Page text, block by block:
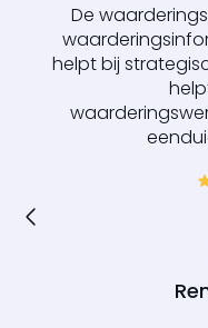
De
helpt bij